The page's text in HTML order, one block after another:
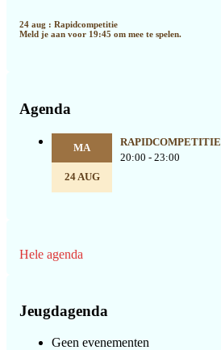
24 aug : Rapidcompetitie
Meld je aan voor 19:45 om mee te spelen.
Agenda
MA
24 AUG
RAPIDCOMPETITIE
20:00 - 23:00
Hele agenda
Jeugdagenda
Geen evenementen